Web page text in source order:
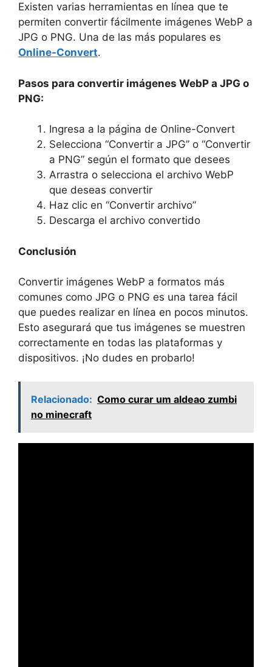
Existen varias herramientas en línea que te
permiten convertir fácilmente imágenes WebP a
JPG o PNG. Una de las más populares es
Online-Convert.
Pasos para convertir imágenes WebP a JPG o
PNG:
Ingresa a la página de Online-Convert
Selecciona “Convertir a JPG” o “Convertir
a PNG” según el formato que desees
Arrastra o selecciona el archivo WebP
que deseas convertir
Haz clic en “Convertir archivo”
Descarga el archivo convertido
Conclusión
Convertir imágenes WebP a formatos más
comunes como JPG o PNG es una tarea fácil
que puedes realizar en línea en pocos minutos.
Esto asegurará que tus imágenes se muestren
correctamente en todas las plataformas y
dispositivos. ¡No dudes en probarlo!
Relacionado: Como curar um aldeao zumbi
no minecraft